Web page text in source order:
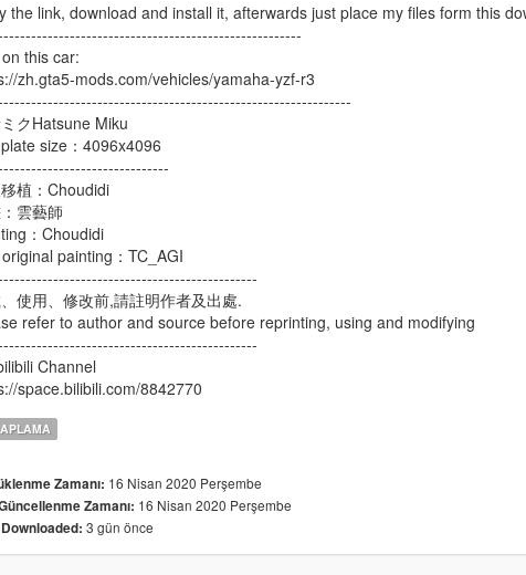
the link, download and install it, afterwards just place my files form this
this car:
zh.gta5-mods.com/vehicles/yamaha-yzf-r3
クHatsune Miku
size：4096x4096
植：Choudidi
雲藝師
：Choudidi
painting：TC_AGI
使用、修改前,請註明作者及出處.
refer to author and source before reprinting, using and modifying
Channel
space.bilibili.com/8842770
Zamanı: 16 Nisan 2020 Perşembe
Zamanı: 16 Nisan 2020 Perşembe
3 gün önce